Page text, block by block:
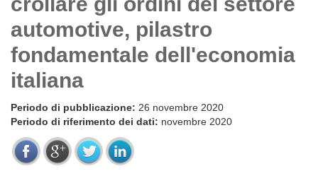
automotive, pilastro
fondamentale dell'economia
italiana
Periodo di pubblicazione: 26 novembre 2020
Periodo di riferimento dei dati: novembre 2020